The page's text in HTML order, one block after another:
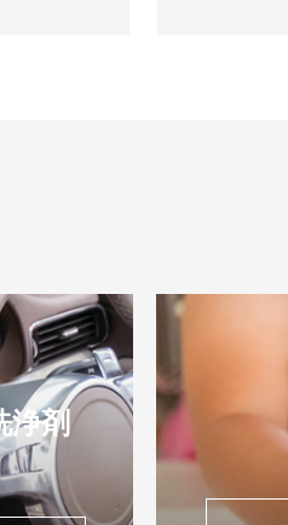
浄剤